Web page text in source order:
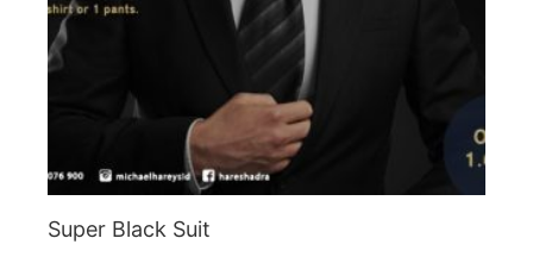
Super Black Suit